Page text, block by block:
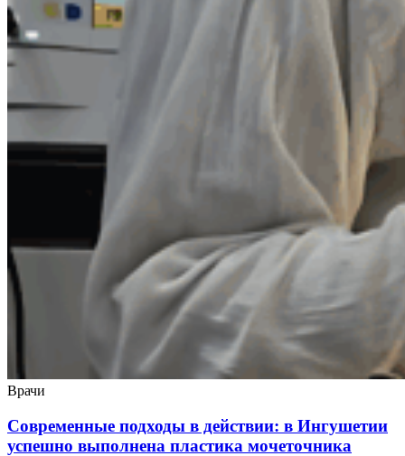
Врачи
Современные подходы в действии: в Ингушетии
успешно выполнена пластика мочеточника